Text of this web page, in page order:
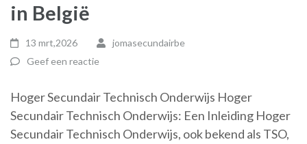
in België
13 mrt,2026
jomasecundairbe
Geef een reactie
Hoger Secundair Technisch Onderwijs Hoger
Secundair Technisch Onderwijs: Een Inleiding Hoger
Secundair Technisch Onderwijs, ook bekend als TSO,